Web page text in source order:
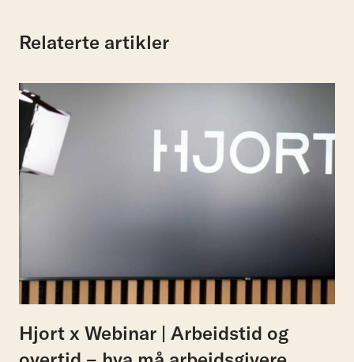
Relaterte artikler
Hjort x Webinar | Arbeidstid og